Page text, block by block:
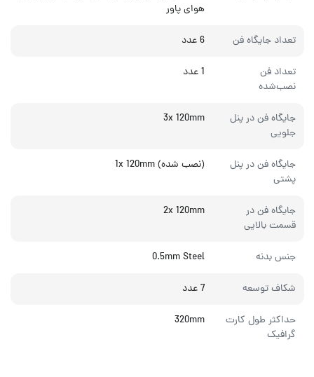
هوای پاور
تعداد جایگاه‌ فن 6 عدد
تعداد فن
نصب‌شده
1 عدد
جایگاه فن در پنل
جلویی
3x 120mm
جایگاه فن در پنل
پشتی
(نصب شده) 1x 120mm
جایگاه فن در
قسمت بالایی
2x 120mm
جنس بدنه 0.5mm Steel
شکاف توسعه 7 عدد
حداکثر طول کارت
گرافیک
320mm